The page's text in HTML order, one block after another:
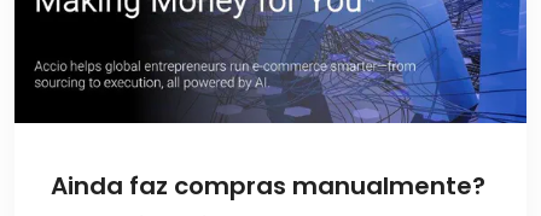
Ainda faz compras manualmente?